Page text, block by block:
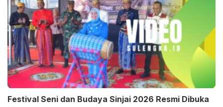
Festival Seni dan Budaya Sinjai 2026 Resmi Dibuka